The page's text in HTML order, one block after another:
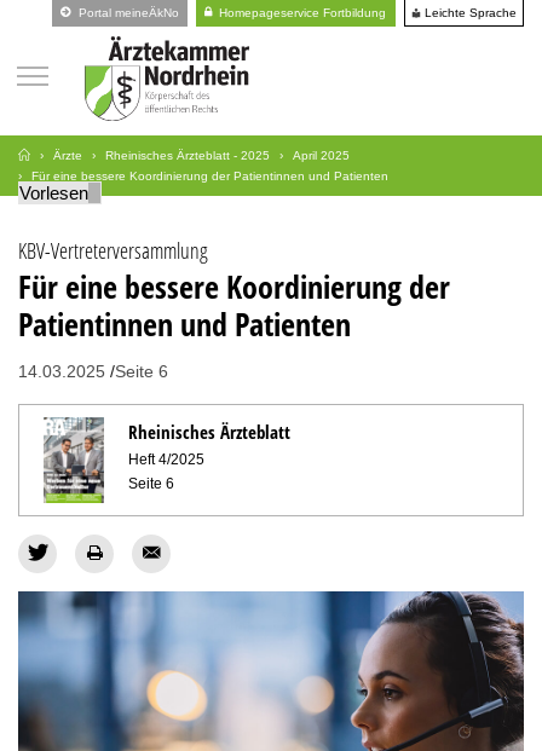
Portal meineÄkNo Homepageservice Fortbildung Leichte Sprache
Ärzte Rheinisches Ärzteblatt - 2025
April 2025
Für eine bessere Koordinierung der Patientinnen und Patienten
Vorlesen
KBV-Vertreterversammlung
Für eine bessere Koordinierung der
Patientinnen und Patienten
14.03.2025 Seite 6
Rheinisches Ärzteblatt
Heft 4/2025
Seite 6